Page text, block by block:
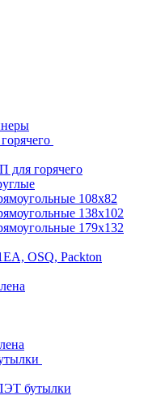
для горячего
108х82
138х102
179х132
OSQ, Packton
бутылки